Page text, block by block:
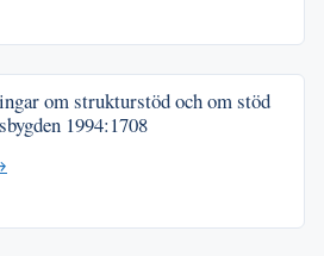
om strukturstöd och om stöd
1994:1708